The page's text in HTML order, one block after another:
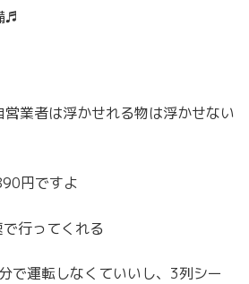
♬
業者は浮かせれる物は浮かせない
円ですよ
行ってくれる
で運転しなくていいし、3列シー